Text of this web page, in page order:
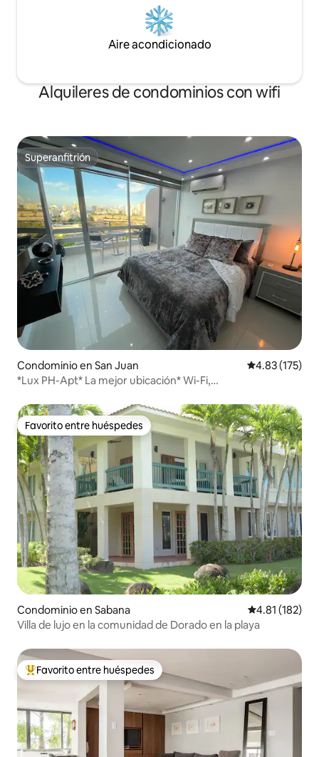
Aire acondicionado
Alquileres de condominios con wifi
Superanfitrión
Superanfitrión
Condominio en San Juan Calificación
4.83 (175)
*Lux PH-Apt* La mejor ubicación* Wi-Fi,
Favorito entre huéspedes
Favorito entre huéspedes
Condominio en Sabana Calificación
4.81 (182)
Villa de lujo en la comunidad de Dorado en la playa
De los mejores en Favorito entre huéspedes
Favorito entre huéspedes